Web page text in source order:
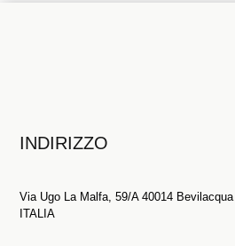
INDIRIZZO
Via Ugo La Malfa, 59/A 40014
ITALIA